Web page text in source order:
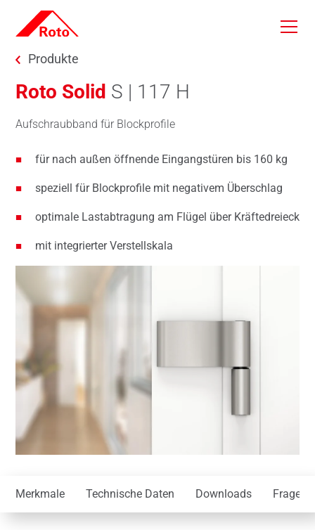
Skip to main content
You are here:
Produkte
Roto Solid S | 117 H
Aufschraubband für Blockprofile
für nach außen öffnende Eingangstüren bis 160 kg
speziell für Blockprofile mit negativem Überschlag
optimale Lastabtragung am Flügel über Kräftedreieck
mit integrierter Verstellskala
Merkmale Technische Daten Downloads Frage